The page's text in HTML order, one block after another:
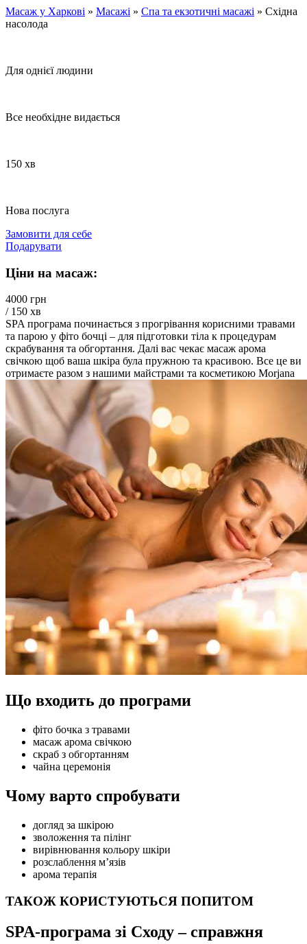
Масаж у Харкові » Масажі » Спа та екзотичні масажі » Східна
насолода
Для однієї людини
Все необхідне видається
150 хв
Нова послуга
Замовити для себе
Подарувати
Ціни на масаж:
4000 грн
/ 150 хв
SPA програма починається з прогрівання корисними травами
та парою у фіто бочці – для підготовки тіла к процедурам
скрабування та обгортання. Далі вас чекає масаж арома
свічкою щоб ваша шкіра була пружною та красивою. Все це ви
отримаєте разом з нашими майстрами та косметикою Morjana
Що входить до програми
фіто бочка з травами
масаж арома свічкою
скраб з обгортанням
чайна церемонія
Чому варто спробувати
догляд за шкірою
зволоження та пілінг
вирівнювання кольору шкіри
розслаблення м’язів
арома терапія
ТАКОЖ КОРИСТУЮТЬСЯ ПОПИТОМ
SPA-програма зі Сходу – справжня